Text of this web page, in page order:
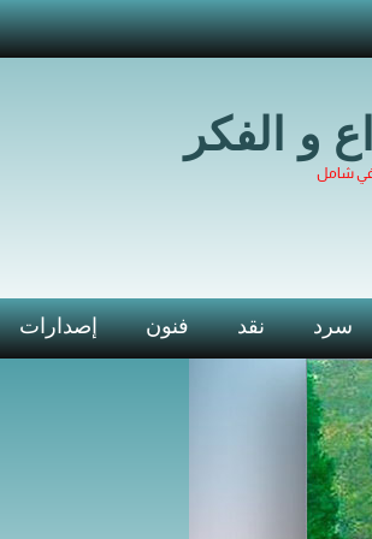
و الفكر
شامل
سرد نقد فنون إصدارات